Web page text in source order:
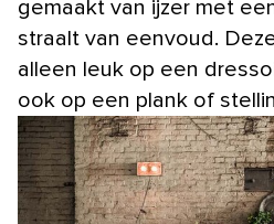
gemaakt van ijzer met
straalt van eenvoud.
alleen leuk op een
ook op een plank of